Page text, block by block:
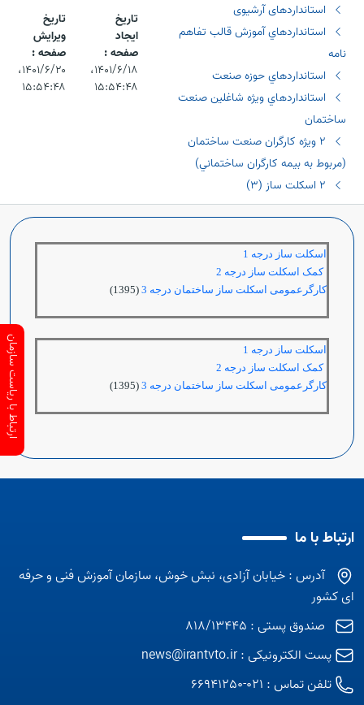
استانداردهای آرشیوی
استانداردهاي آموزش قالب تفاهم
نامه
استانداردهاي حوزه صنعت
اﺳﺘﺎﻧﺪاردھﺎي وﻳﮋه ﺷﺎﻏﻠﯿﻦ ﺻﻨﻌﺖ
ﺳﺎﺧﺘﻤﺎن
٢ وﻳﮋه ﻛﺎرﮔﺮان ﺻﻨﻌﺖ ﺳﺎﺧﺘﻤﺎن
(ﻣﺮﺑﻮط ﺑﻪ ﺑﯿﻤﻪ ﻛﺎرﮔﺮان ﺳﺎﺧﺘﻤﺎﻧﻲ)
٢ اسکلت ساز (٣)
تاریخ
ایجاد
صفحه :
۱۴۰۱/۶/۱۸،‏
۱۵:۵۴:۴۸
تاریخ
ویرایش
صفحه :
۱۴۰۱/۶/۲۰،‏
۱۵:۵۴:۴۸
اسکلت ساز درجه 1
کمک اسکلت ساز درجه 2
کارگرعمومی اسکلت ساز ساختمان درجه 3
(1395)
اسکلت ساز درجه 1
کمک اسکلت ساز درجه 2
کارگرعمومی اسکلت ساز ساختمان درجه 3
(1395)
ارتباط با ما
آدرس : خیابان آزادی، نبش خوش، سازمان آموزش فنی و حرفه
ای کشور
صندوق پستی : 818/13445
پست الکترونیکی :news@irantvto.ir
تلفن تماس : 021-66941250
ارتباط با ریاست سازمان